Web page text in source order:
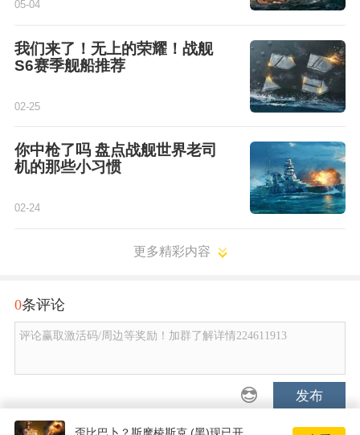
05-04
我们来了！无上的荣耀！战舰
S6赛季舰船推荐
02-25
你中枪了吗 盘点战舰世界老司
机的那些小习惯
02-24
更多精彩内容
0条评论
评论赢取激活码/周边等奖励！加群了解详情224611913
发布